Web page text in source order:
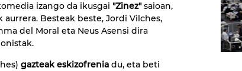
izango da ikusgai "Zinez"saioan,
aurrera. Besteak beste, Jordi Vilches,
del Moral eta Neus Asensi dira
gazteak eskizofrenia du, eta beti